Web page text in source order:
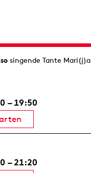
singende Tante Mari(j)a
– 19:50
– 21:20